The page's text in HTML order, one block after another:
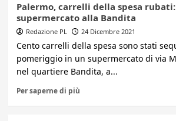
Palermo, carrelli della spesa
supermercato alla Bandita
Redazione PL 24 Dicembre 2021
Cento carrelli della spesa sono stati
pomeriggio in un supermercato di via
nel quartiere Bandita, a...
Per saperne di più